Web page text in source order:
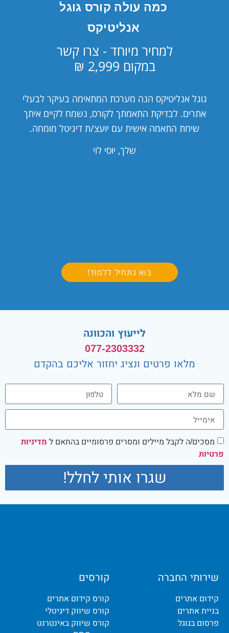
כמה עולה קורס גוגל
אנליטיקס
למחיר מיוחד - צרו קשר
במקום 2,999 ₪
גוגל אנליטיקס הנה מערכת המתאימה בעיקר לבעלי
אתרים. לבדיקת התאמתך לקורס, נשמח לקיים איתך
שיחת התאמה אישית עם יועצ/ת דיגיטל מומחה.
שלך, יוסי לוי
בוא נתחיל ללמוד!
לייעוץ והכוונה
077-2303332
מלאו פרטים ונציג יחזור אליכם בהקדם
מסכים/ה לקבל מיילים ומסרים פרסומיים בהתאם ל מדיניות
פרטיות
שגרו אותי לחלל!
שירותי החברה
קידום אתרים
בניית אתרים
פרסום בגוגל
קורסים
קורס קידום אתרים
קורס שיווק דיגיטלי
קורס שיווק באינטרנט